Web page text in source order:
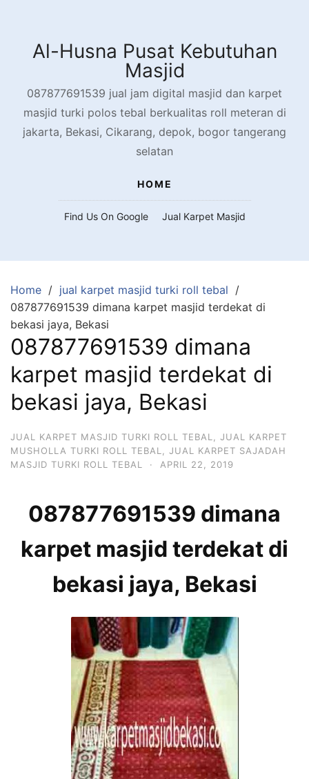
contentAl-Husna Pusat Kebutuhan
Masjid
087877691539 jual jam digital masjid dan karpet
masjid turki polos tebal berkualitas roll meteran di
jakarta, Bekasi, Cikarang, depok, bogor tangerang
selatan
HOME
Find Us On Google Jual Karpet Masjid
Home
jual karpet masjid turki roll tebal
087877691539 dimana karpet masjid terdekat di
bekasi jaya, Bekasi
087877691539 dimana
karpet masjid terdekat di
bekasi jaya, Bekasi
JUAL KARPET MASJID TURKI ROLL TEBAL
JUAL KARPET
MUSHOLLA TURKI ROLL TEBAL
JUAL KARPET SAJADAH
MASJID TURKI ROLL TEBAL
· APRIL 22, 2019
087877691539 dimana
karpet masjid terdekat di
bekasi jaya, Bekasi